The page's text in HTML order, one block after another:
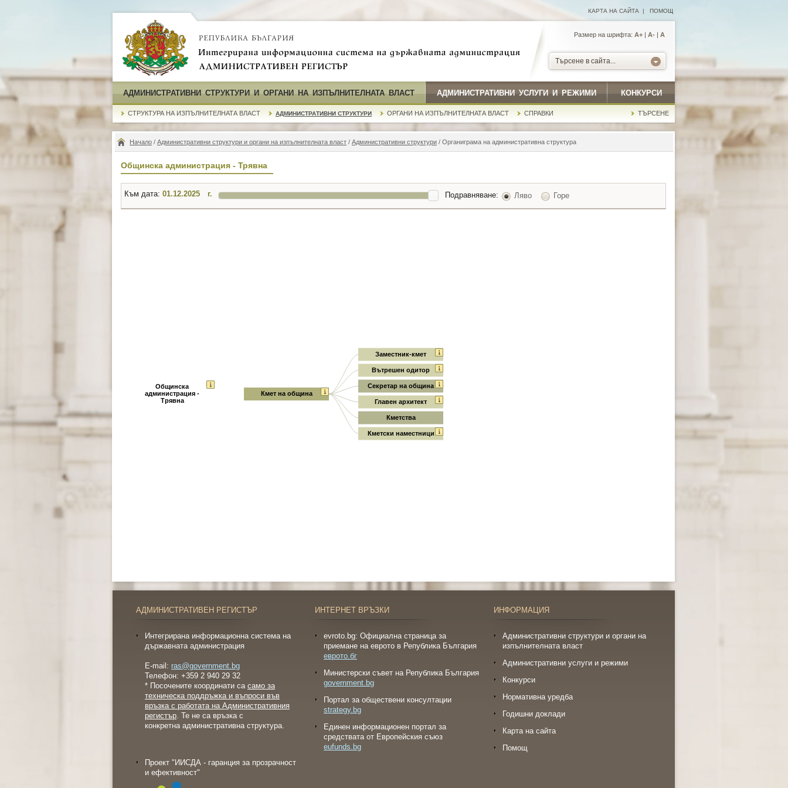
КАРТА НА САЙТА | ПОМОЩ
Размер на шрифта: А+ | A- | A
Търсене в сайта...
АДМИНИСТРАТИВНИ СТРУКТУРИ И ОРГАНИ НА ИЗПЪЛНИТЕЛНАТА ВЛАСТ АДМИНИСТРАТИВНИ УСЛУГИ И РЕЖИМИ КОНКУРСИ
СТРУКТУРА НА ИЗПЪЛНИТЕЛНАТА ВЛАСТ АДМИНИСТРАТИВНИ СТРУКТУРИ ОРГАНИ НА ИЗПЪЛНИТЕЛНАТА ВЛАСТ СПРАВКИ ТЪРСЕНЕ
Начало / Административни структури и органи на изпълнителната власт / Административни структури / Органиграма на административна структура
Общинска администрация - Трявна
Към дата: г. Подравняване: Ляво Горе
Общинска
администрация -
Трявна
Заместник-кмет
Вътрешен одитор
Секретар на община
Главен архитект
Кметства
Кметски наместници
Кмет на община
АДМИНИСТРАТИВЕН РЕГИСТЪР
Интегрирана информационна система на
държавната администрация
E-mail: ras@government.bg
Телефон: +359 2 940 29 32
* Посочените координати са само за
техническа поддръжка и въпроси във
връзка с работата на Административния
регистър. Те не са връзка с
конкретна административна структура.
Проект "ИИСДА - гаранция за прозрачност
и ефективност"
ИНТЕРНЕТ ВРЪЗКИ
evroto.bg: Официална страница за
приемане на еврото в Република България
еврото.бг
Министерски съвет на Република България
government.bg
Портал за обществени консултации
strategy.bg
Eдинен информационен портал за
средствата от Европейския съюз
eufunds.bg
ИНФОРМАЦИЯ
Административни структури и органи на
изпълнителната власт
Административни услуги и режими
Конкурси
Нормативна уредба
Годишни доклади
Карта на сайта
Помощ